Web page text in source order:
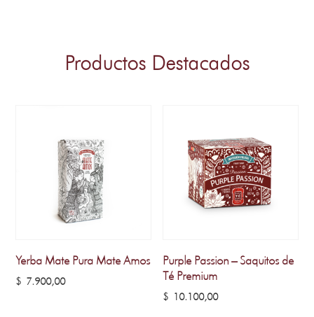
Productos Destacados
Yerba Mate Pura Mate Amos
$ 7.900,00
Purple Passion – Saquitos de
Té Premium
$ 10.100,00